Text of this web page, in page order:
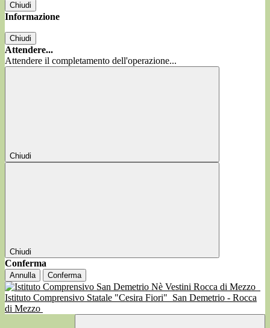
Chiudi
Informazione
Chiudi
Attendere...
Attendere il completamento dell'operazione...
Chiudi
Chiudi
Conferma
Annulla Conferma
Istituto Comprensivo Statale "Cesira Fiori" San Demetrio - Rocca
di Mezzo